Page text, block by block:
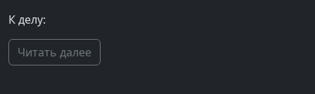
К делу:
Читать далее